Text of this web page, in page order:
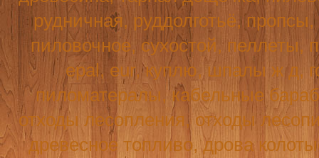
рудничная, руддолготьё,
пиловочное, сухостой, пеллеты,
epal, eur, куплю, шпалы ж д,
пиломатералы, кабельные
отходы лесопления, отходы
древесное топливо, дрова